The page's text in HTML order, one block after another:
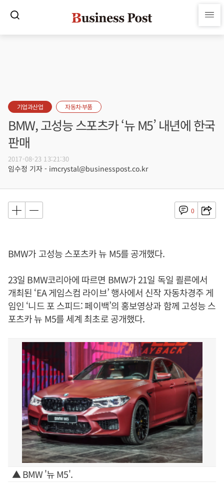
기업과산업 자동차·부품
BMW, 고성능 스포츠카 ‘뉴 M5’ 내년에 한국
판매
2017-08-23 13:21:30
임수정 기자 - imcrystal@businesspost.co.kr
0
BMW가 고성능 스포츠카 뉴 M5를 공개했다.
23일 BMW코리아에 따르면 BMW가 21일 독일 쾰른에서
개최된 ‘EA 게임스컴 라이브’ 행사에서 신작 자동차경주 게
임인 ‘니드 포 스피드: 페이백’의 홍보영상과 함께 고성능 스
포츠카 뉴 M5를 세계 최초로 공개했다.
▲ BMW '뉴 M5'.